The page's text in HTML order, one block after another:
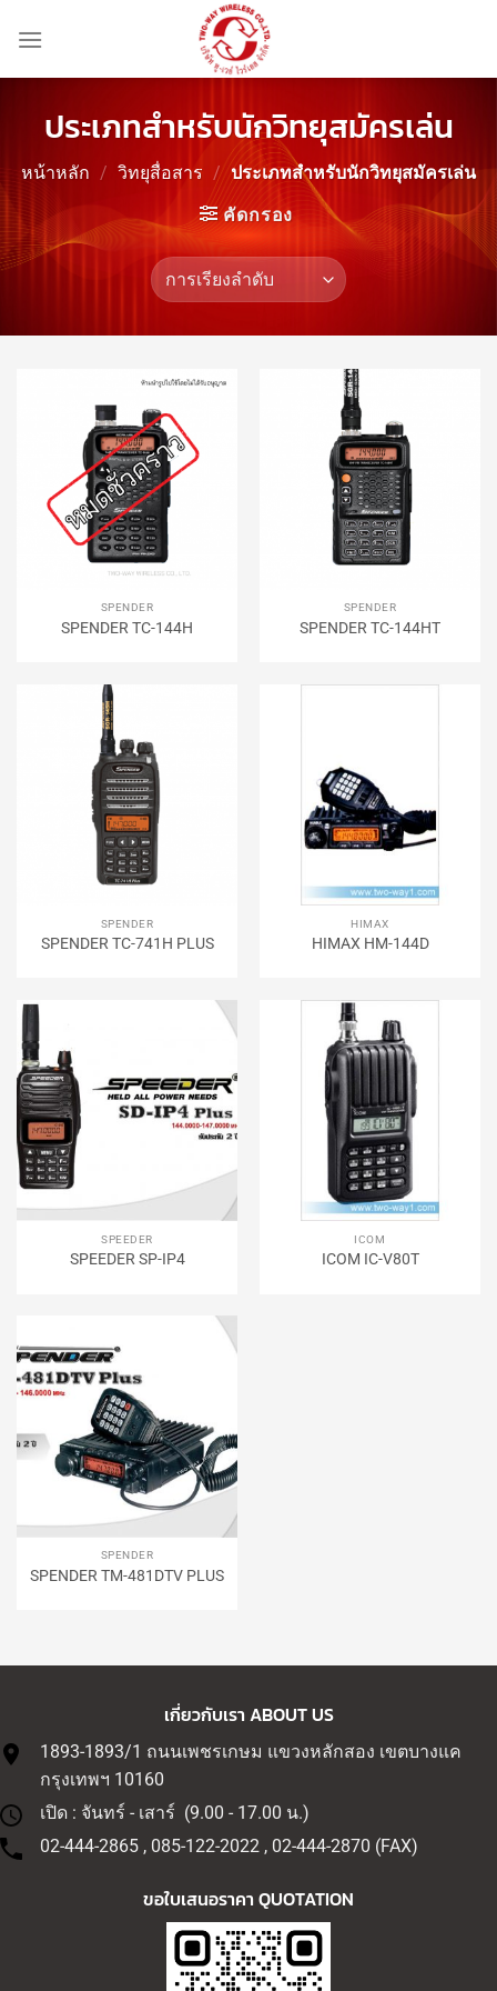
ประเภทสำหรับนักวิทยุสมัครเล่น
หน้าหลัก / วิทยุสื่อสาร / ประเภทสำหรับนักวิทยุสมัครเล่น
คัดกรอง
SPENDER
SPENDER TC-144H
SPENDER
SPENDER TC-144HT
SPENDER
SPENDER TC-741H PLUS
HIMAX
HIMAX HM-144D
SPEEDER
SPEEDER SP-IP4
ICOM
ICOM IC-V80T
SPENDER
SPENDER TM-481DTV PLUS
เกี่ยวกับเรา ABOUT US
1893-1893/1 ถนนเพชรเกษม แขวงหลักสอง เขตบางแค
กรุงเทพฯ 10160
เปิด : จันทร์ - เสาร์ (9.00 - 17.00 น.)
02-444-2865 , 085-122-2022 , 02-444-2870 (FAX)
ขอใบเสนอราคา QUOTATION